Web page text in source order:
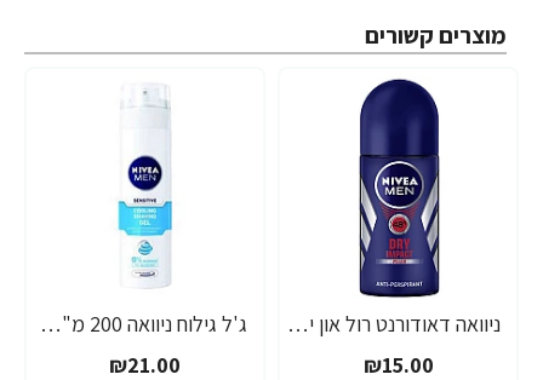
מוצרים קשורים
ניוואה דאודורנט רול און יבש לגבר 50 מ''ל - מבית NIVEA
₪15.00
ג'ל גילוח ניוואה 200 מ"ל- מבית NIVEA
₪21.00